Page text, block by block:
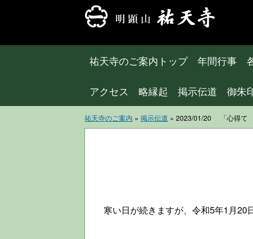
祐天寺のご案内トップ 年間行事
アクセス 略縁起 掲示伝道 御朱
祐天寺のご案内 » 掲示伝道 » 2023/01/20 「心得て
寒い日が続きますが、令和5年1月20